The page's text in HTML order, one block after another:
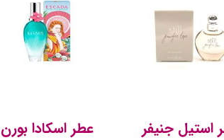
استیل جنیفر
عطر اسکادا بورن